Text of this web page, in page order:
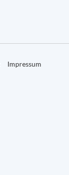
Impressum